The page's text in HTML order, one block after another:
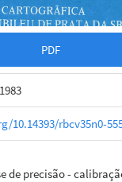
PDF
10.14393/rbcv35n0-
de precisão -